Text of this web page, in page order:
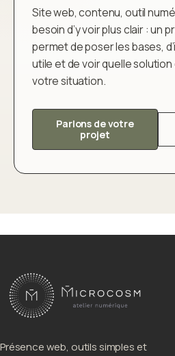
Site web, contenu, outil
besoin d’y voir plus clair : un
permet de poser les bases,
utile et de voir quelle
votre situation.
Parlons de votre
projet
Présence web, outils simples et